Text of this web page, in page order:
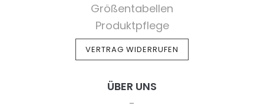
Größentabellen
Produktpflege
VERTRAG WIDERRUFEN
ÜBER UNS